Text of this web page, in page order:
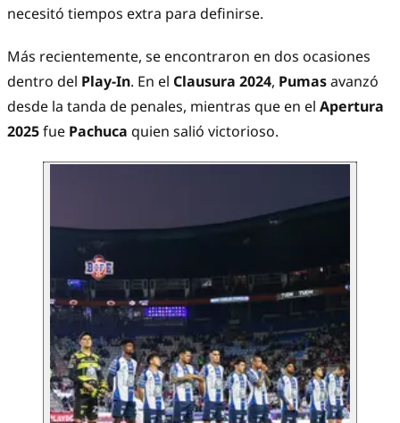
necesitó tiempos extra para definirse.
Más recientemente, se encontraron en dos ocasiones
dentro del Play-In. En el Clausura 2024, Pumasavanzó
desde la tanda de penales, mientras que en el Apertura
2025fue Pachuca quien salió victorioso.